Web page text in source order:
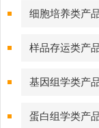
细胞培养类产
样品存运类产
基因组学类产
蛋白组学类产